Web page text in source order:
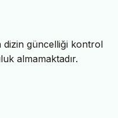
dizin güncelliği kontrol
almamaktadır.